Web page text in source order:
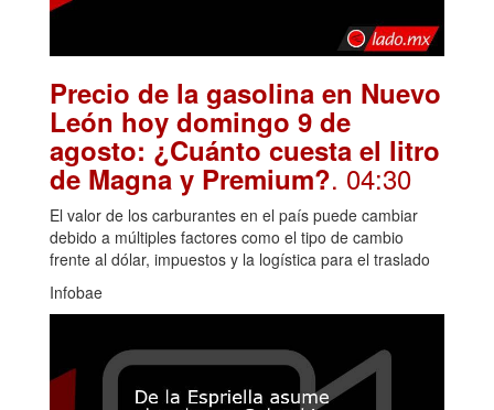
Precio de la gasolina en Nuevo
León hoy domingo 9 de
agosto: ¿Cuánto cuesta el litro
de Magna y Premium?. 04:30
El valor de los carburantes en el país puede cambiar
debido a múltiples factores como el tipo de cambio
frente al dólar, impuestos y la logística para el traslado
Infobae